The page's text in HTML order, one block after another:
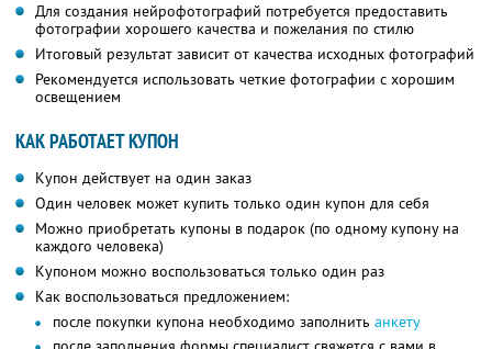
Для создания нейрофотографий потребуется предоставить
фотографии хорошего качества и пожелания по стилю
Итоговый результат зависит от качества исходных фотографий
Рекомендуется использовать четкие фотографии с хорошим
освещением
КАК РАБОТАЕТ КУПОН
Купон действует на один заказ
Один человек может купить только один купон для себя
Можно приобретать купоны в подарок (по одному купону на
каждого человека)
Купоном можно воспользоваться только один раз
Как воспользоваться предложением:
после покупки купона необходимо заполнить анкету